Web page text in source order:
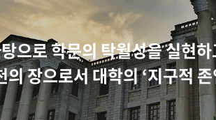
으로 학문의 탁월성을 실현
장으로서 대학의 ‘지구적